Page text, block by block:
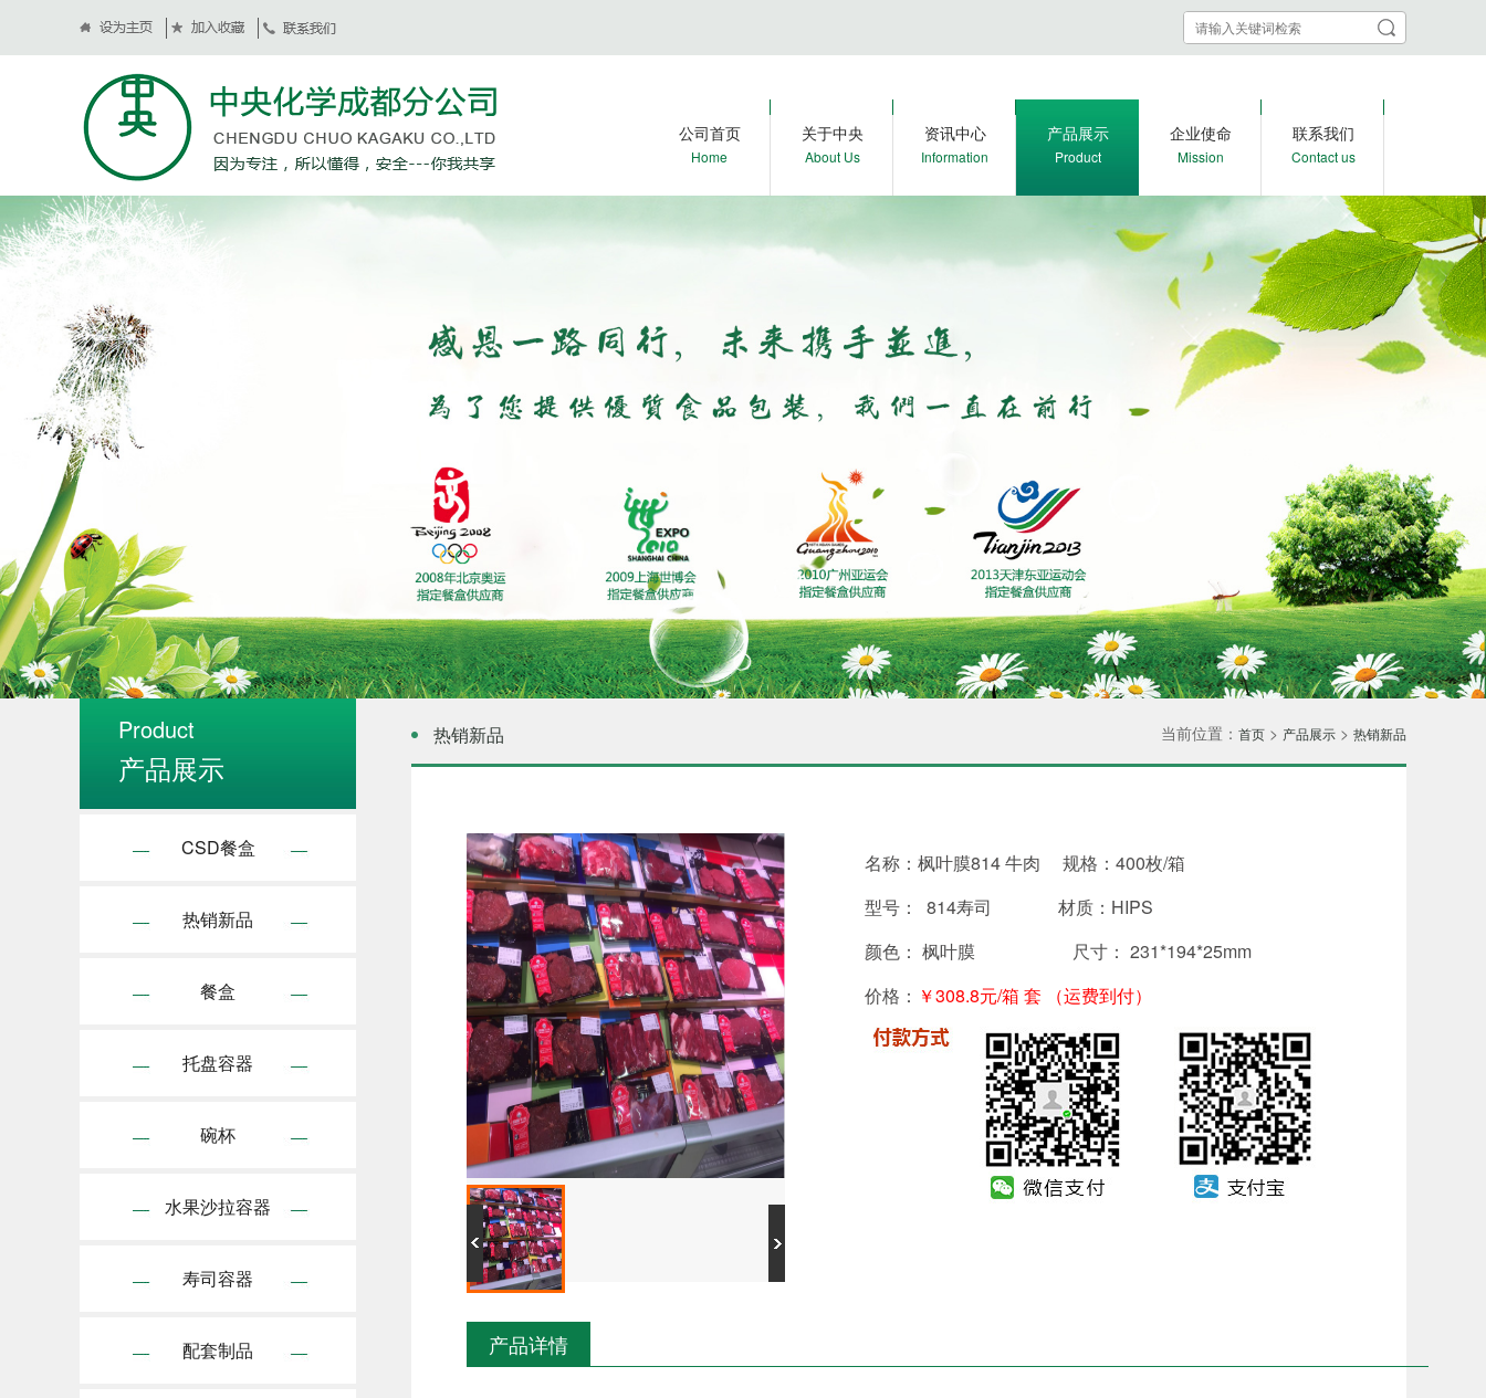
公司首页
Home
关于中央
About Us
资讯中心
Information
产品展示
Product
企业使命
Mission
联系我们
Contact us
Product
产品展示
CSD餐盒
热销新品
餐盒
托盘容器
碗杯
水果沙拉容器
寿司容器
配套制品
热销新品 当前位置： 首页 > 产品展示 > 热销新品
名称：枫叶膜814 牛肉 规格：400枚/箱
型号： 814寿司 材质：HIPS
颜色： 枫叶膜 尺寸： 231*194*25mm
价格： ￥308.8元/箱 套 （运费到付）
产品详情